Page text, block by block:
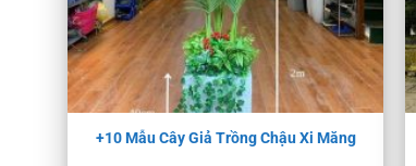
+10 Mẫu Cây Giả Trồng Chậu Xi Măng